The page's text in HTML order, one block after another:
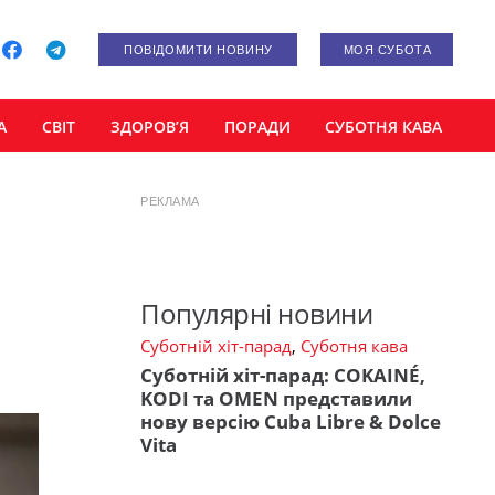
ПОВІДОМИТИ НОВИНУ МОЯ СУБОТА
СВІТ ЗДОРОВ’Я ПОРАДИ СУБОТНЯ КАВА
РЕКЛАМА
Популярні новини
Суботній хіт-парад, Суботня кава
Суботній хіт-парад: COKAINÉ,
KODI та OMEN представили
нову версію Cuba Libre & Dolce
Vita